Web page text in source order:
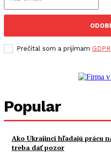
Prečítal som a prijímam GDPR
Popular
Ako Ukrajinci hľadajú prácu
treba dať pozor